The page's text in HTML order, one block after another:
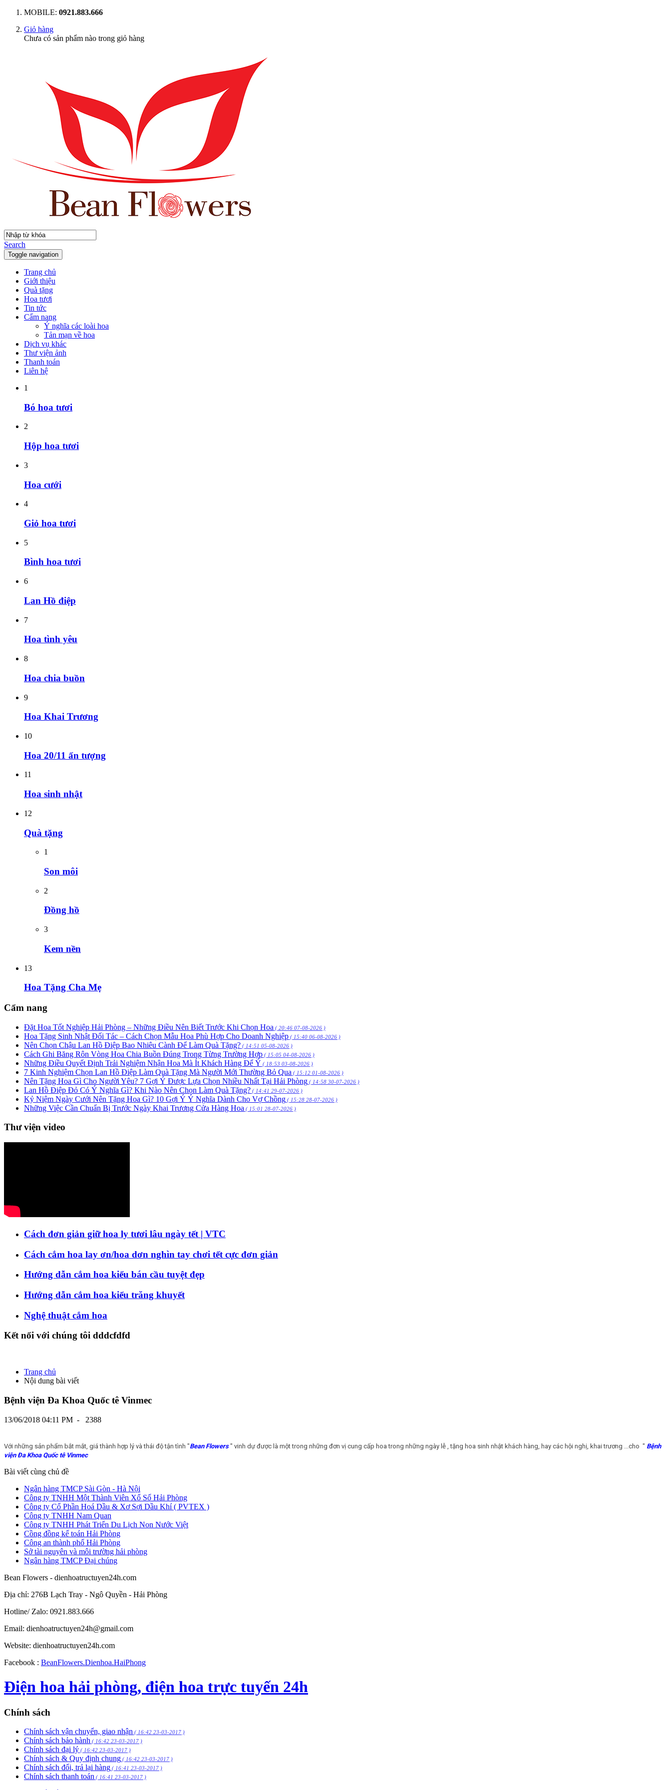
MOBILE: 0921.883.666
Giỏ hàng
Chưa có sản phẩm nào trong giỏ hàng
Search
Toggle navigation
Trang chủ
Giới thiệu
Quà tặng
Hoa tươi
Tin tức
Cẩm nang
Ý nghĩa các loài hoa
Tản mạn về hoa
Dịch vụ khác
Thư viện ảnh
Thanh toán
Liên hệ
1
Bó hoa tươi
2
Hộp hoa tươi
3
Hoa cưới
4
Giỏ hoa tươi
5
Bình hoa tươi
6
Lan Hồ điệp
7
Hoa tình yêu
8
Hoa chia buồn
9
Hoa Khai Trương
10
Hoa 20/11 ấn tượng
11
Hoa sinh nhật
12
Quà tặng
1
Son môi
2
Đồng hồ
3
Kem nền
13
Hoa Tặng Cha Mẹ
Cẩm nang
Đặt Hoa Tốt Nghiệp Hải Phòng – Những Điều Nên Biết Trước Khi Chọn Hoa ( 20:46 07-08-2026 )
Hoa Tặng Sinh Nhật Đối Tác – Cách Chọn Mẫu Hoa Phù Hợp Cho Doanh Nghiệp ( 15:40 06-08-2026 )
Nên Chọn Chậu Lan Hồ Điệp Bao Nhiêu Cành Để Làm Quà Tặng? ( 14:51 05-08-2026 )
Cách Ghi Băng Rôn Vòng Hoa Chia Buồn Đúng Trong Từng Trường Hợp ( 15:05 04-08-2026 )
Những Điều Quyết Định Trải Nghiệm Nhận Hoa Mà Ít Khách Hàng Để Ý ( 18:53 03-08-2026 )
7 Kinh Nghiệm Chọn Lan Hồ Điệp Làm Quà Tặng Mà Người Mới Thường Bỏ Qua ( 15:12 01-08-2026 )
Nên Tặng Hoa Gì Cho Người Yêu? 7 Gợi Ý Được Lựa Chọn Nhiều Nhất Tại Hải Phòng ( 14:58 30-07-2026 )
Lan Hồ Điệp Đỏ Có Ý Nghĩa Gì? Khi Nào Nên Chọn Làm Quà Tặng? ( 14:41 29-07-2026 )
Kỷ Niệm Ngày Cưới Nên Tặng Hoa Gì? 10 Gợi Ý Ý Nghĩa Dành Cho Vợ Chồng ( 15:28 28-07-2026 )
Những Việc Cần Chuẩn Bị Trước Ngày Khai Trương Cửa Hàng Hoa ( 15:01 28-07-2026 )
Thư viện video
Cách đơn giản giữ hoa ly tươi lâu ngày tết | VTC
Cách cắm hoa lay ơn/hoa dơn nghìn tay chơi tết cực đơn giản
Hướng dẫn cắm hoa kiểu bán cầu tuyệt đẹp
Hướng dẫn cắm hoa kiểu trăng khuyết
Nghệ thuật cắm hoa
Kết nối với chúng tôi dddcfdfd
Trang chủ
Nội dung bài viết
Bệnh viện Đa Khoa Quốc tê Vinmec
13/06/2018 04:11 PM - 2388
Với những sản phẩm bắt mắt, giá thành hợp lý và thái độ tận tình "Bean Flowers" vinh dự được là một trong những đơn vị cung cấp hoa trong những ngày lễ , tặng hoa sinh nhật khách hàng, hay các hội nghị, khai trương ...cho " Bệnh
viện Đa Khoa Quốc tê Vinmec
Bài viết cùng chủ đề
Ngân hàng TMCP Sài Gòn - Hà Nội
Công ty TNHH Một Thành Viên Xổ Số Hải Phòng
Công ty Cổ Phần Hoá Dầu & Xơ Sợi Dầu Khí ( PVTEX )
Công ty TNHH Nam Quan
Công ty TNHH Phát Triển Du Lịch Non Nước Việt
Cồng đồng kế toán Hải Phòng
Công an thành phố Hải Phòng
Sở tài nguyên và môi trường hải phòng
Ngân hàng TMCP Đại chúng
Bean Flowers - dienhoatructuyen24h.com
Địa chỉ: 276B Lạch Tray - Ngô Quyền - Hải Phòng
Hotline/ Zalo: 0921.883.666
Email: dienhoatructuyen24h@gmail.com
Website: dienhoatructuyen24h.com
Facebook : BeanFlowers.Dienhoa.HaiPhong
Điện hoa hải phòng, điện hoa trực tuyến 24h
Chính sách
Chính sách vận chuyển, giao nhận ( 16:42 23-03-2017 )
Chính sách bảo hành ( 16:42 23-03-2017 )
Chính sách đại lý ( 16:42 23-03-2017 )
Chính sách & Quy định chung ( 16:42 23-03-2017 )
Chính sách đổi, trả lại hàng ( 16:41 23-03-2017 )
Chính sách thanh toán ( 16:41 23-03-2017 )